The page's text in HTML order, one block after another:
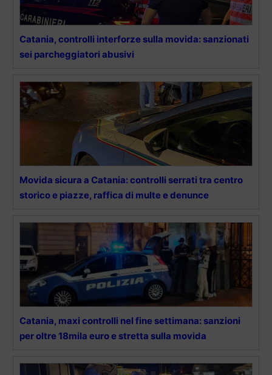
Catania, controlli interforze sulla movida: sanzionati
sei parcheggiatori abusivi
Movida sicura a Catania: controlli serrati tra centro
storico e piazze, raffica di multe e denunce
Catania, maxi controlli nel fine settimana: sanzioni
per oltre 18mila euro e stretta sulla movida